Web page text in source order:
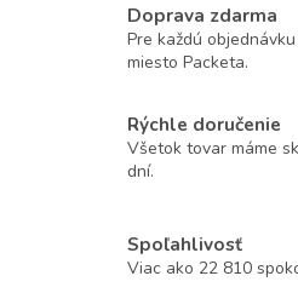
Doprava zdarma
Pre každú
miesto Packeta.
Rýchle doručenie
Všetok tovar máme
dní.
Spoľahlivosť
Viac ako 22 810